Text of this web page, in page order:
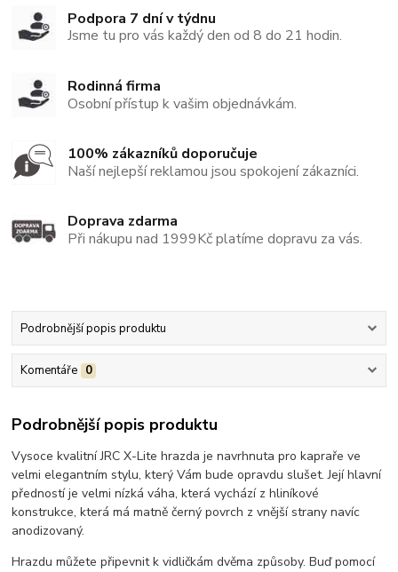
Podpora 7 dní v týdnu
Jsme tu pro vás každý den od 8 do 21 hodin.
Rodinná firma
Osobní přístup k vašim objednávkám.
100% zákazníků doporučuje
Naší nejlepší reklamou jsou spokojení zákazníci.
Doprava zdarma
Při nákupu nad 1999Kč platíme dopravu za vás.
Podrobnější popis produktu
Komentáře 0
Podrobnější popis produktu
Vysoce kvalitní JRC X-Lite hrazda je navrhnuta pro kapraře ve
velmi elegantním stylu, který Vám bude opravdu slušet. Její hlavní
předností je velmi nízká váha, která vychází z hliníkové
konstrukce, která má matně černý povrch z vnější strany navíc
anodizovaný.
Hrazdu můžete připevnit k vidličkám dvěma způsoby. Buď pomocí